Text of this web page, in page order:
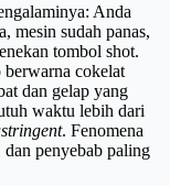
Anda
mesin sudah panas,
tombol shot.
berwarna cokelat
dan gelap yang
waktu lebih dari
. Fenomena
dan penyebab paling